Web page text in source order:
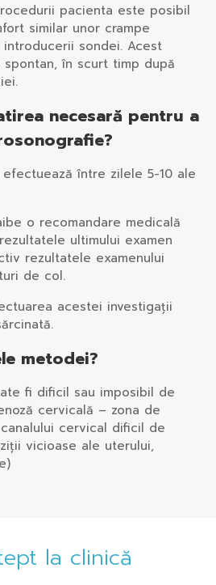
pacienta este posibil
similar unor crampe
sondei. Acest
în scurt timp după
necesară pentru a
între zilele 5-10 ale
o recomandare medicală
ultimului examen
rezultatele examenului
de col.
acestei investigații
metodei?
fi dificil sau imposibil de
cervicală – zona de
cervical dificil de
vicioase ale uterului,
la clinică